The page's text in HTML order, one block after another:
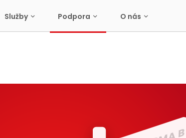
Služby Podpora O nás